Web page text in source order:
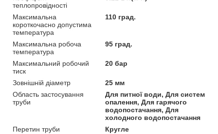
теплопровідності
Максимальна
короткочасно допустима
температура
110 град.
Максимальна робоча
температура
95 град.
Максимальний робочий
тиск
20 бар
Зовнішній діаметр
25 мм
Область застосування
труби
Для питної води, Для систем
опалення, Для гарячого
водопостачання, Для
холодного водопостачання
Перетин труби
Кругле